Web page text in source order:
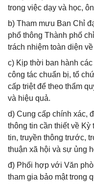
trong việc dạy và học,
b) Tham mưu Ban Chỉ
phổ thông Thành phố
trách nhiệm toàn diện
c) Kịp thời ban hành
công tác chuẩn bị, tổ
cấp triệt để theo thẩm
và hiệu quả.
d) Cung cấp chính xác,
thông tin cần thiết về
tin, truyền thông trước,
thuận xã hội và sự ủng
đ) Phối hợp với Văn
tham gia bảo mật trong